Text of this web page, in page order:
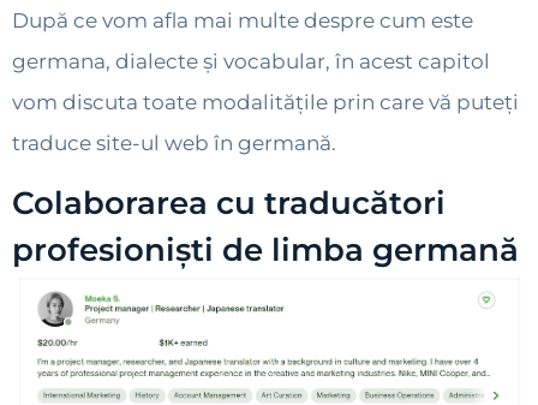
După ce vom afla mai multe despre cum este
germana, dialecte și vocabular, în acest capitol
vom discuta toate modalitățile prin care vă puteți
traduce site-ul web în germană.
Colaborarea cu traducători
profesioniști de limba germană